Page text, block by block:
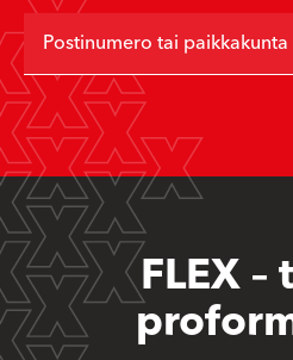
Postinumero tai paikkakunta
FLEX